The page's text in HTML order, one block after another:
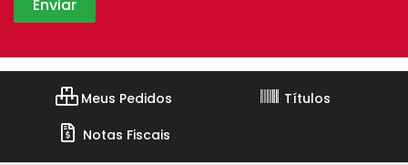
Meus Pedidos
Títulos
Notas Fiscais